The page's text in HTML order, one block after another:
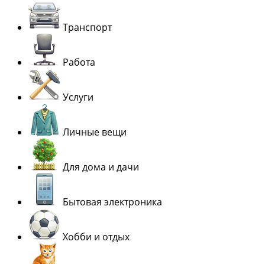
Транспорт
Работа
Услуги
Личные вещи
Для дома и дачи
Бытовая электроника
Хобби и отдых